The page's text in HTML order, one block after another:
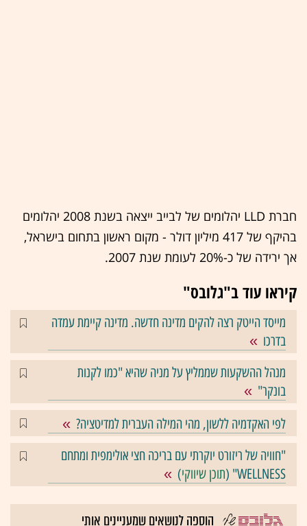
חברת LLD יהלומים של לבייב ייצאה בשנת 2008 יהלומים
בהיקף של 417 מיליון דולר - מקום ראשון בתחום בישראל,
אך ירידה של כ-20% לעומת שנת 2007.
קיראו עוד ב"גלובס"
מייסד הייטק רצה להקים מדינה חדשה. מדינה קיימת עמדה
בדרכו
מנהל ההשקעות שממליץ על מניה שהיא "כמו לקנות
בונקר"
לפי האקדמיה ללשון, מהי המילה העברית למדיטציה?
"חוויה של ריזורט יוקרתי עם בריכה חצי אולימפית ומתחם
WELLNESS" (
תוכן שיווקי)
הוספה לנושאים שמעניינים אותי